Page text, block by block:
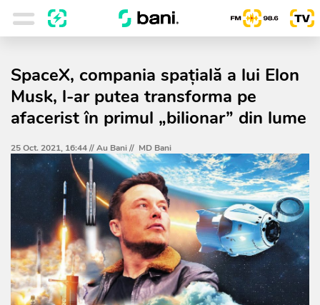
SpaceX, compania spaţială a lui Elon
Musk, l-ar putea transforma pe
afacerist în primul „bilionar” din lume
25 Oct. 2021, 16:44 //Au Bani// MD Bani